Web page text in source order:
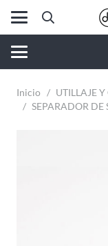
Inicio / UTILLAJE
/ SEPARADOR DE